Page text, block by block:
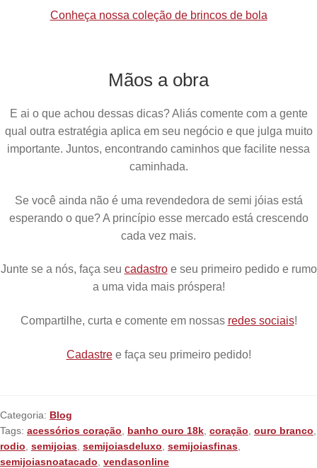
Conheça nossa coleção de brincos de bola
Mãos a obra
E ai o que achou dessas dicas? Aliás comente com a gente
qual outra estratégia aplica em seu negócio e que julga muito
importante. Juntos, encontrando caminhos que facilite nessa
caminhada.
Se você ainda não é uma revendedora de semi jóias está
esperando o que? A princípio esse mercado está crescendo
cada vez mais.
Junte se a nós, faça seu cadastroe seu primeiro pedido e rumo
a uma vida mais próspera!
Compartilhe, curta e comente em nossas redes sociais!
Cadastree faça seu primeiro pedido!
Categoria: Blog
Tags: acessórios coração banho ouro 18k coração ouro branco
rodio semijoias semijoiasdeluxo semijoiasfinas
semijoiasnoatacado vendasonline